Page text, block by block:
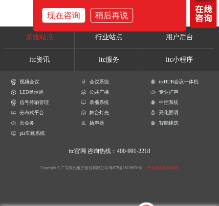
系统站点 行业站点 用户后台
itc资讯 itc服务 itc小程序
视频会议 会议系统
itcHUB会议一体机
LED显示屏
公共广播
专业扩声
信号传输管理
录播系统
中控系统
分布式平台
舞台灯光
亮化照明
云会务
扬声器
智能建筑
pis车载系统
itc官网 咨询热线：400-991-2218
Copyright © 广东保伦电子股份有限公司 粤ICP备16106620号 产品参数解释声明
现在咨询 稍后再说